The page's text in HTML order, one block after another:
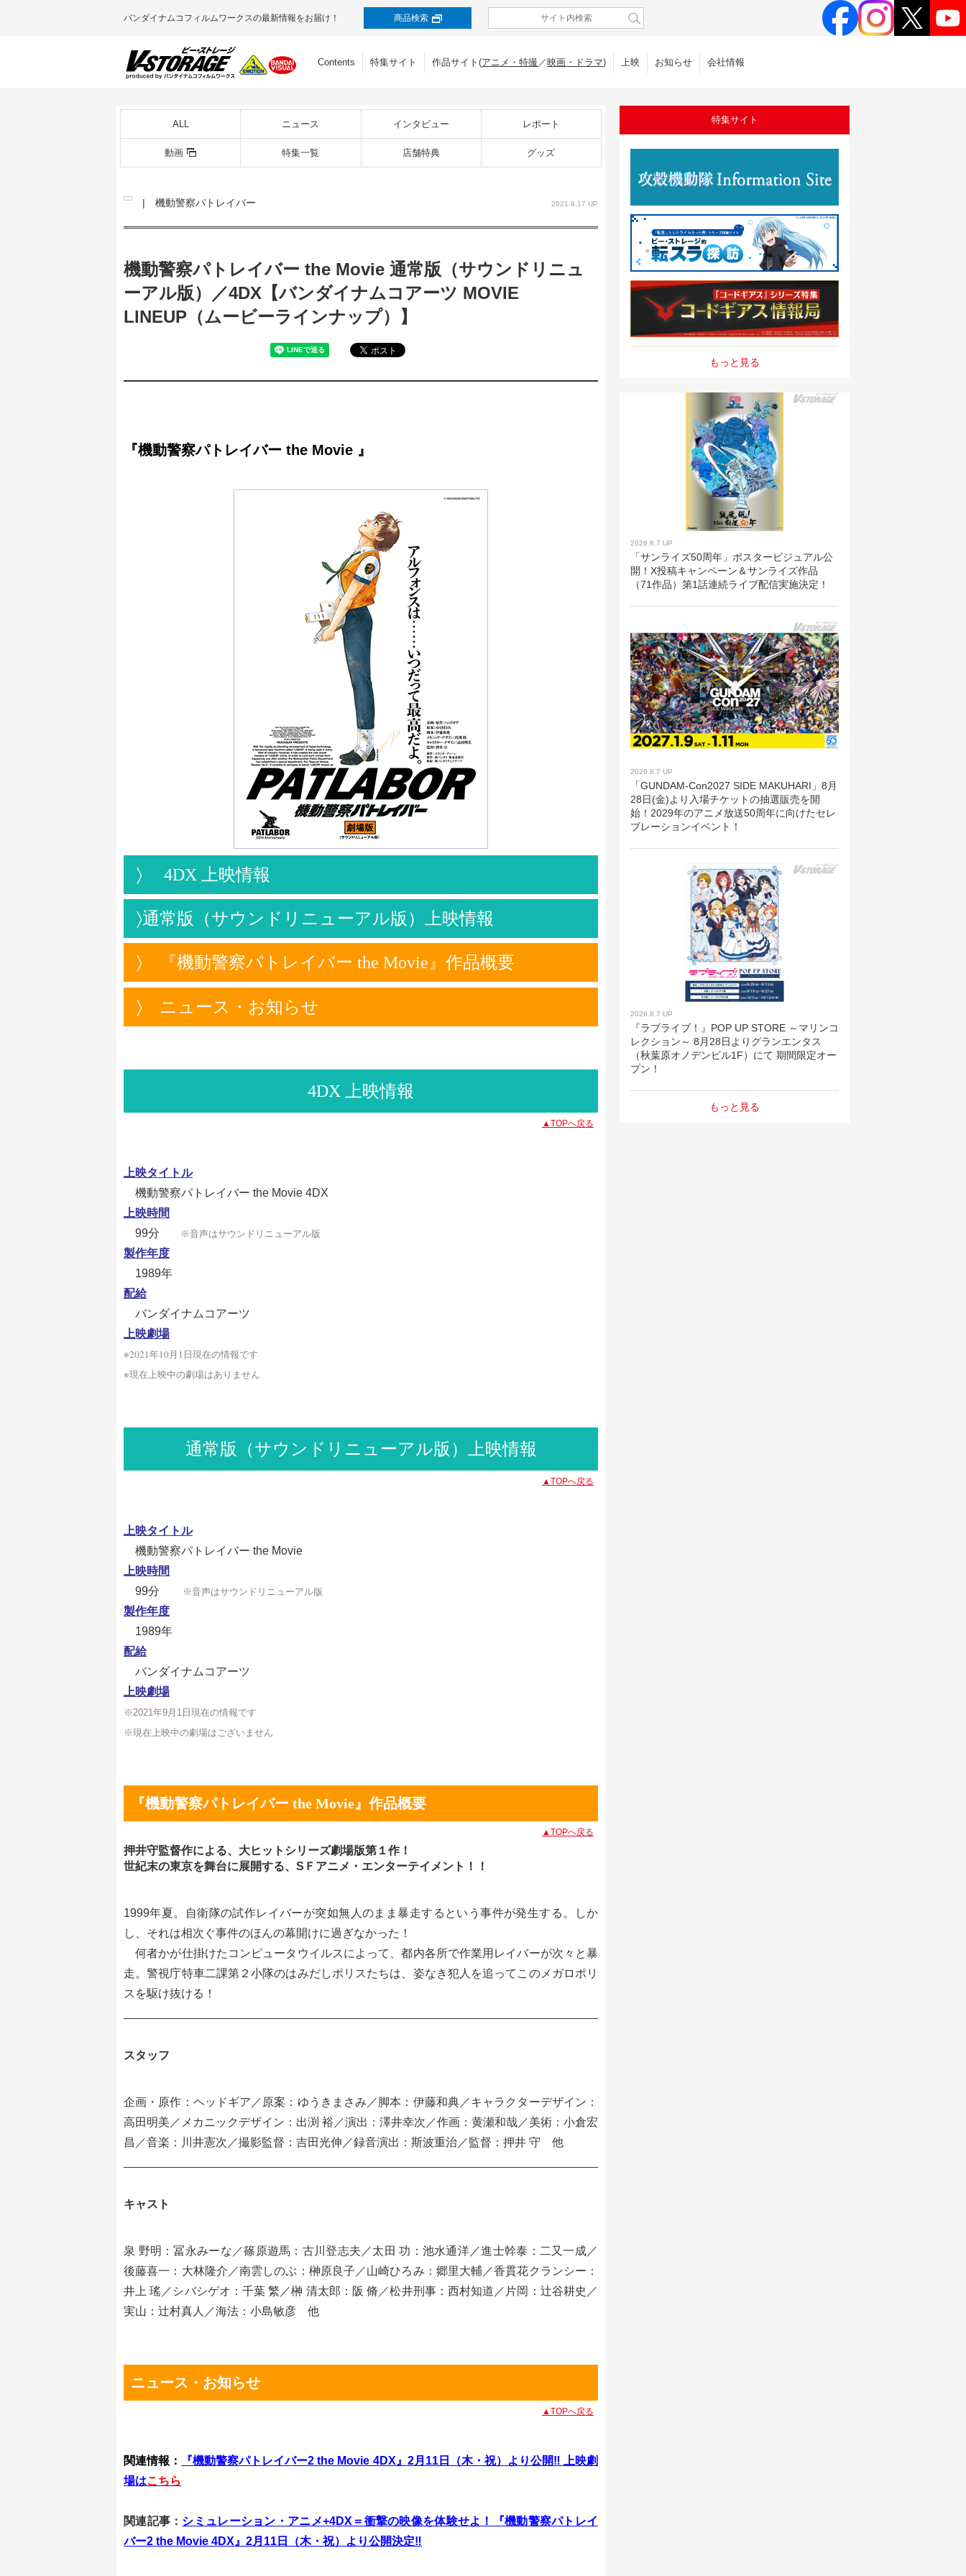
バンダイナムコフィルムワークスの最新情報をお届け！ 商品検索
Contents 特集サイト 作品サイト(アニメ・特撮／映画・ドラマ) 上映 お知らせ 会社情報
ALL ニュース インタビュー レポート
動画 特集一覧 店舗特典 グッズ
| 機動警察パトレイバー 2021.9.17 UP
機動警察パトレイバー the Movie 通常版（サウンドリニュ
ーアル版）／4DX【バンダイナムコアーツ MOVIE
LINEUP（ムービーラインナップ）】
『機動警察パトレイバー the Movie 』
〉 4DX 上映情報
〉通常版（サウンドリニューアル版）上映情報
〉 『機動警察パトレイバー the Movie』作品概要
〉 ニュース・お知らせ
4DX 上映情報
▲TOPへ戻る
上映タイトル
機動警察パトレイバー the Movie 4DX
上映時間
99分
※音声はサウンドリニューアル版
製作年度
1989年
配給
バンダイナムコアーツ
上映劇場
※2021年10月1日現在の情報です
※現在上映中の劇場はありません
通常版（サウンドリニューアル版）上映情報
▲TOPへ戻る
上映タイトル
機動警察パトレイバー the Movie
上映時間
99分
※音声はサウンドリニューアル版
製作年度
1989年
配給
バンダイナムコアーツ
上映劇場
※2021年9月1 日現在の情報です
※現在上映中の劇場はございません
『機動警察パトレイバー the Movie』作品概要
▲TOPへ戻る
押井守監督作による、大ヒットシリーズ劇場版第１作！
世紀末の東京を舞台に展開する、SＦアニメ・エンターテイメント！！
1999年夏。自衛隊の試作レイバーが突如無人のまま暴走するという事件が発生する。しか
し、それは相次ぐ事件のほんの幕開けに過ぎなかった！
何者かが仕掛けたコンピュータウイルスによって、都内各所で作業用レイバーが次々と暴
走。警視庁特車二課第２小隊のはみだしポリスたちは、姿なき犯人を追ってこのメガロポリ
スを駆け抜ける！
スタッフ
企画・原作：ヘッドギア／原案：ゆうきまさみ／脚本：伊藤和典／キャラクターデザイン：
高田明美／メカニックデザイン：出渕 裕／演出：澤井幸次／作画：黄瀬和哉／美術：小倉宏
昌／音楽：川井憲次／撮影監督：吉田光伸／録音演出：斯波重治／監督：押井 守 他
キャスト
泉 野明：冨永みーな／篠原遊馬：古川登志夫／太田 功：池水通洋／進士幹泰：二又一成／
後藤喜一：大林隆介／南雲しのぶ：榊原良子／山崎ひろみ：郷里大輔／香貫花クランシー：
井上 瑤／シバシゲオ：千葉 繁／榊 清太郎：阪 脩／松井刑事：西村知道／片岡：辻谷耕史／
実山：辻村真人／海法：小島敏彦 他
ニュース・お知らせ
▲TOPへ戻る
関連情報：
『機動警察パトレイバー2 the Movie 4DX』2月11日（木・祝）より公開‼ 上映劇
場はこちら
関連記事： シミュレーション・アニメ+4DX＝衝撃の映像を体験せよ！『機動警察パトレイ
バー2 the Movie 4DX』2月11日（木・祝）より公開決定‼
特集サイト
もっと見る
2026.8.7 UP
「サンライズ50周年」ポスタービジュアル公
開！X投稿キャンペーン＆サンライズ作品
（71作品）第1話連続ライブ配信実施決定！
2026.8.7 UP
「GUNDAM-Con2027 SIDE MAKUHARI」8月
28日(金)より入場チケットの抽選販売を開
始！2029年のアニメ放送50周年に向けたセレ
ブレーションイベント！
2026.8.7 UP
『ラブライブ！』POP UP STORE ～マリンコ
レクション～ 8月28日よりグランエンタス
（秋葉原オノデンビル1F）にて 期間限定オー
プン！
もっと見る